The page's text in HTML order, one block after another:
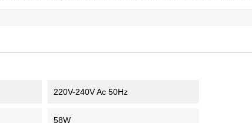
220V-240V Ac 50Hz
58W